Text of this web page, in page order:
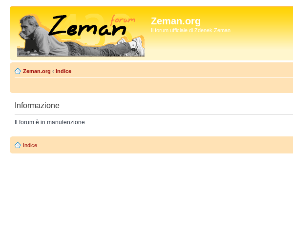
Zeman.org
Il forum ufficiale di Zdenek Zeman
Zeman.org ‹ Indice
Informazione
Il forum è in manutenzione
Indice